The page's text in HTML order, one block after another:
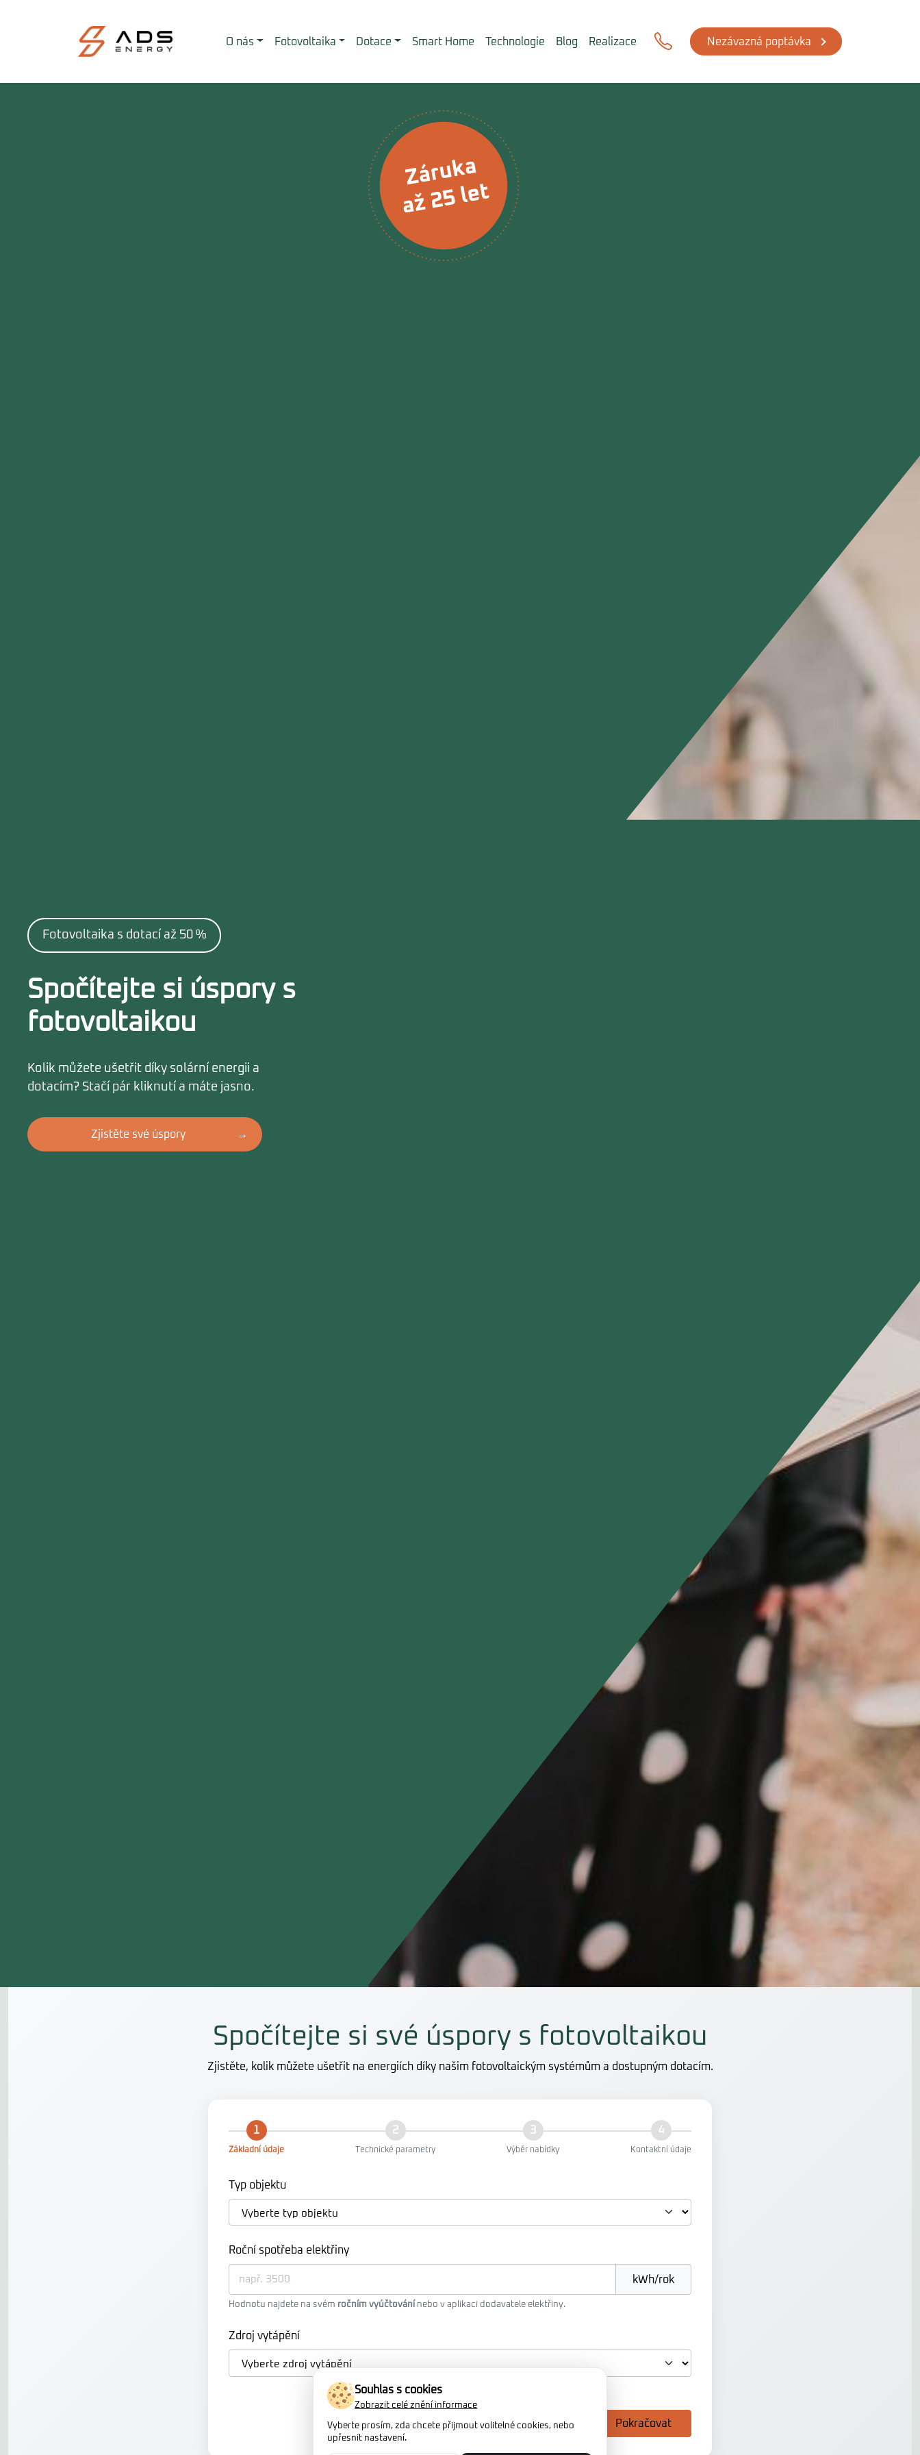
O nás Fotovoltaika Dotace Smart Home Technologie Blog Realizace Nezávazná poptávka
Fotovoltaika s dotací až 50 %
Spočítejte si úspory s
fotovoltaikou
Kolik můžete ušetřit díky solární energii a
dotacím? Stačí pár kliknutí a máte jasno.
Zjistěte své úspory
Spočítejte si své úspory s fotovoltaikou
Zjistěte, kolik můžete ušetřit na energiích díky našim fotovoltaickým systémům a dostupným dotacím.
1
Základní údaje
2
Technické parametry
3
Výběr nabídky
4
Kontaktní údaje
Typ objektu
Roční spotřeba elektřiny
kWh/rok
Hodnotu najdete na svém ročním vyúčtování nebo v aplikaci dodavatele elektřiny.
Zdroj vytápění
Pokračovat
Souhlas s cookies
Zobrazit celé znění informace
Vyberte prosím, zda chcete přijmout volitelné cookies, nebo
upřesnit nastavení.